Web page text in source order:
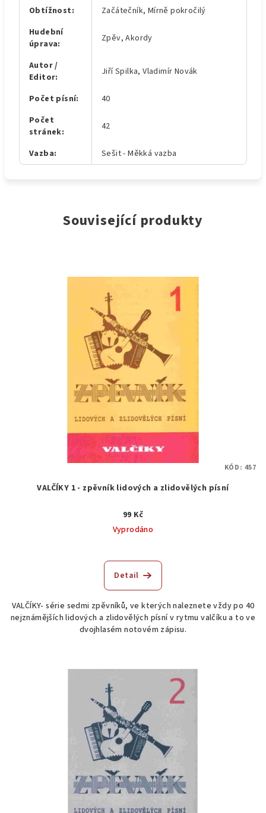
Obtížnost:
Začátečník, Mírně pokročilý
Hudební
úprava: Zpěv, Akordy
Autor /
Editor: Jiří Spilka, Vladimír Novák
Počet písní:
40
Počet
stránek: 42
Vazba: Sešit - Měkká vazba
Související produkty
VALČÍKY 1 - zpěvník lidových a zlidovělých písní
99 Kč
Vyprodáno
Detail
VALČÍKY- série sedmi zpěvníků, ve kterých naleznete vždy po 40
nejznámějších lidových a zlidovělých písní v rytmu valčíku a to ve
dvojhlasém notovém zápisu.
KÓD: 457